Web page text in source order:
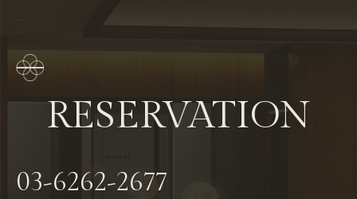
RESERVATION
03-6262-2677